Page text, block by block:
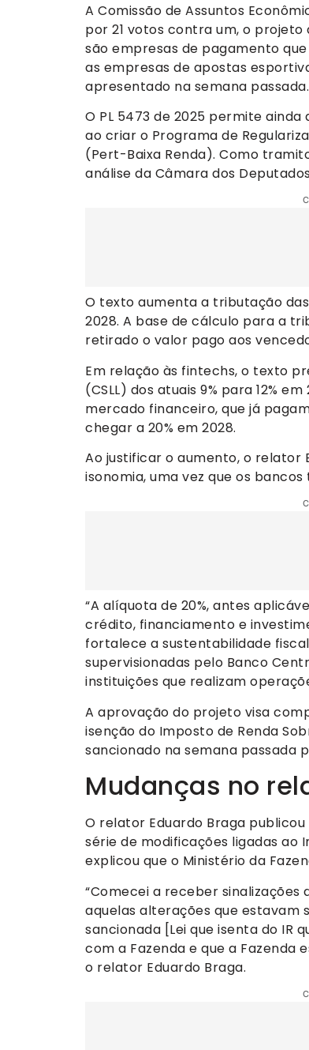
A Comissão de Assuntos
por 21 votos contra um, o
são empresas de pagamento
as empresas de apostas
apresentado na semana passada.
O PL 5473 de 2025 permite
ao criar o Programa de
(Pert-Baixa Renda). Como
análise da Câmara dos
O texto aumenta a tributação
2028. A base de cálculo para a
retirado o valor pago aos
Em relação às fintechs, o texto
(CSLL) dos atuais 9% para 12%
mercado financeiro, que já pagam
chegar a 20% em 2028.
Ao justificar o aumento, o relator
isonomia, uma vez que os
“A alíquota de 20%, antes
crédito, financiamento e
fortalece a sustentabilidade
supervisionadas pelo Banco
instituições que realizam
A aprovação do projeto visa
isenção do Imposto de Renda
sancionado na semana passada
Mudanças no
O relator Eduardo Braga
série de modificações ligadas ao
explicou que o Ministério da
“Comecei a receber sinalizações
aquelas alterações que estavam
sancionada [Lei que isenta do IR
com a Fazenda e que a
o relator Eduardo Braga.